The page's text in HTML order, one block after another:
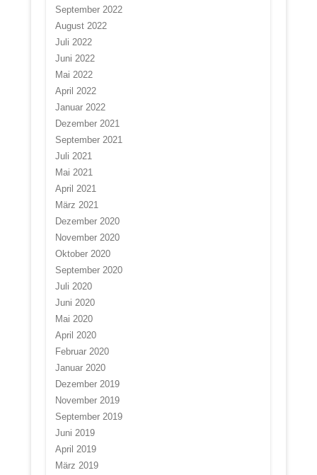
September 2022
August 2022
Juli 2022
Juni 2022
Mai 2022
April 2022
Januar 2022
Dezember 2021
September 2021
Juli 2021
Mai 2021
April 2021
März 2021
Dezember 2020
November 2020
Oktober 2020
September 2020
Juli 2020
Juni 2020
Mai 2020
April 2020
Februar 2020
Januar 2020
Dezember 2019
November 2019
September 2019
Juni 2019
April 2019
März 2019